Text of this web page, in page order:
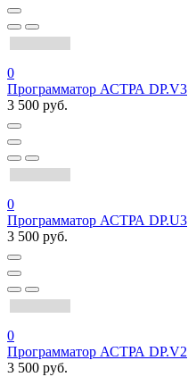
0
Программатор АСТРА DP.V3
3 500 руб.
0
Программатор АСТРА DP.U3
3 500 руб.
0
Программатор АСТРА DP.V2
3 500 руб.